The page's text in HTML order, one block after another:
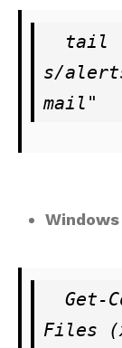
s/
mail"
Windows
Files